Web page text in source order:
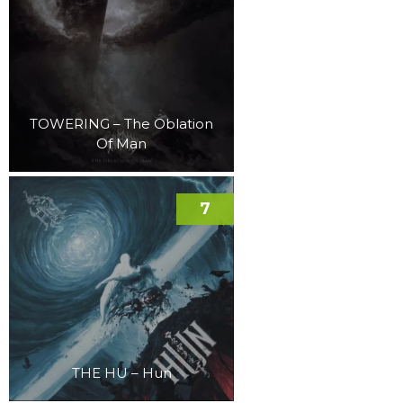
TOWERING – The Oblation
Of Man
THE HU – Hun
7